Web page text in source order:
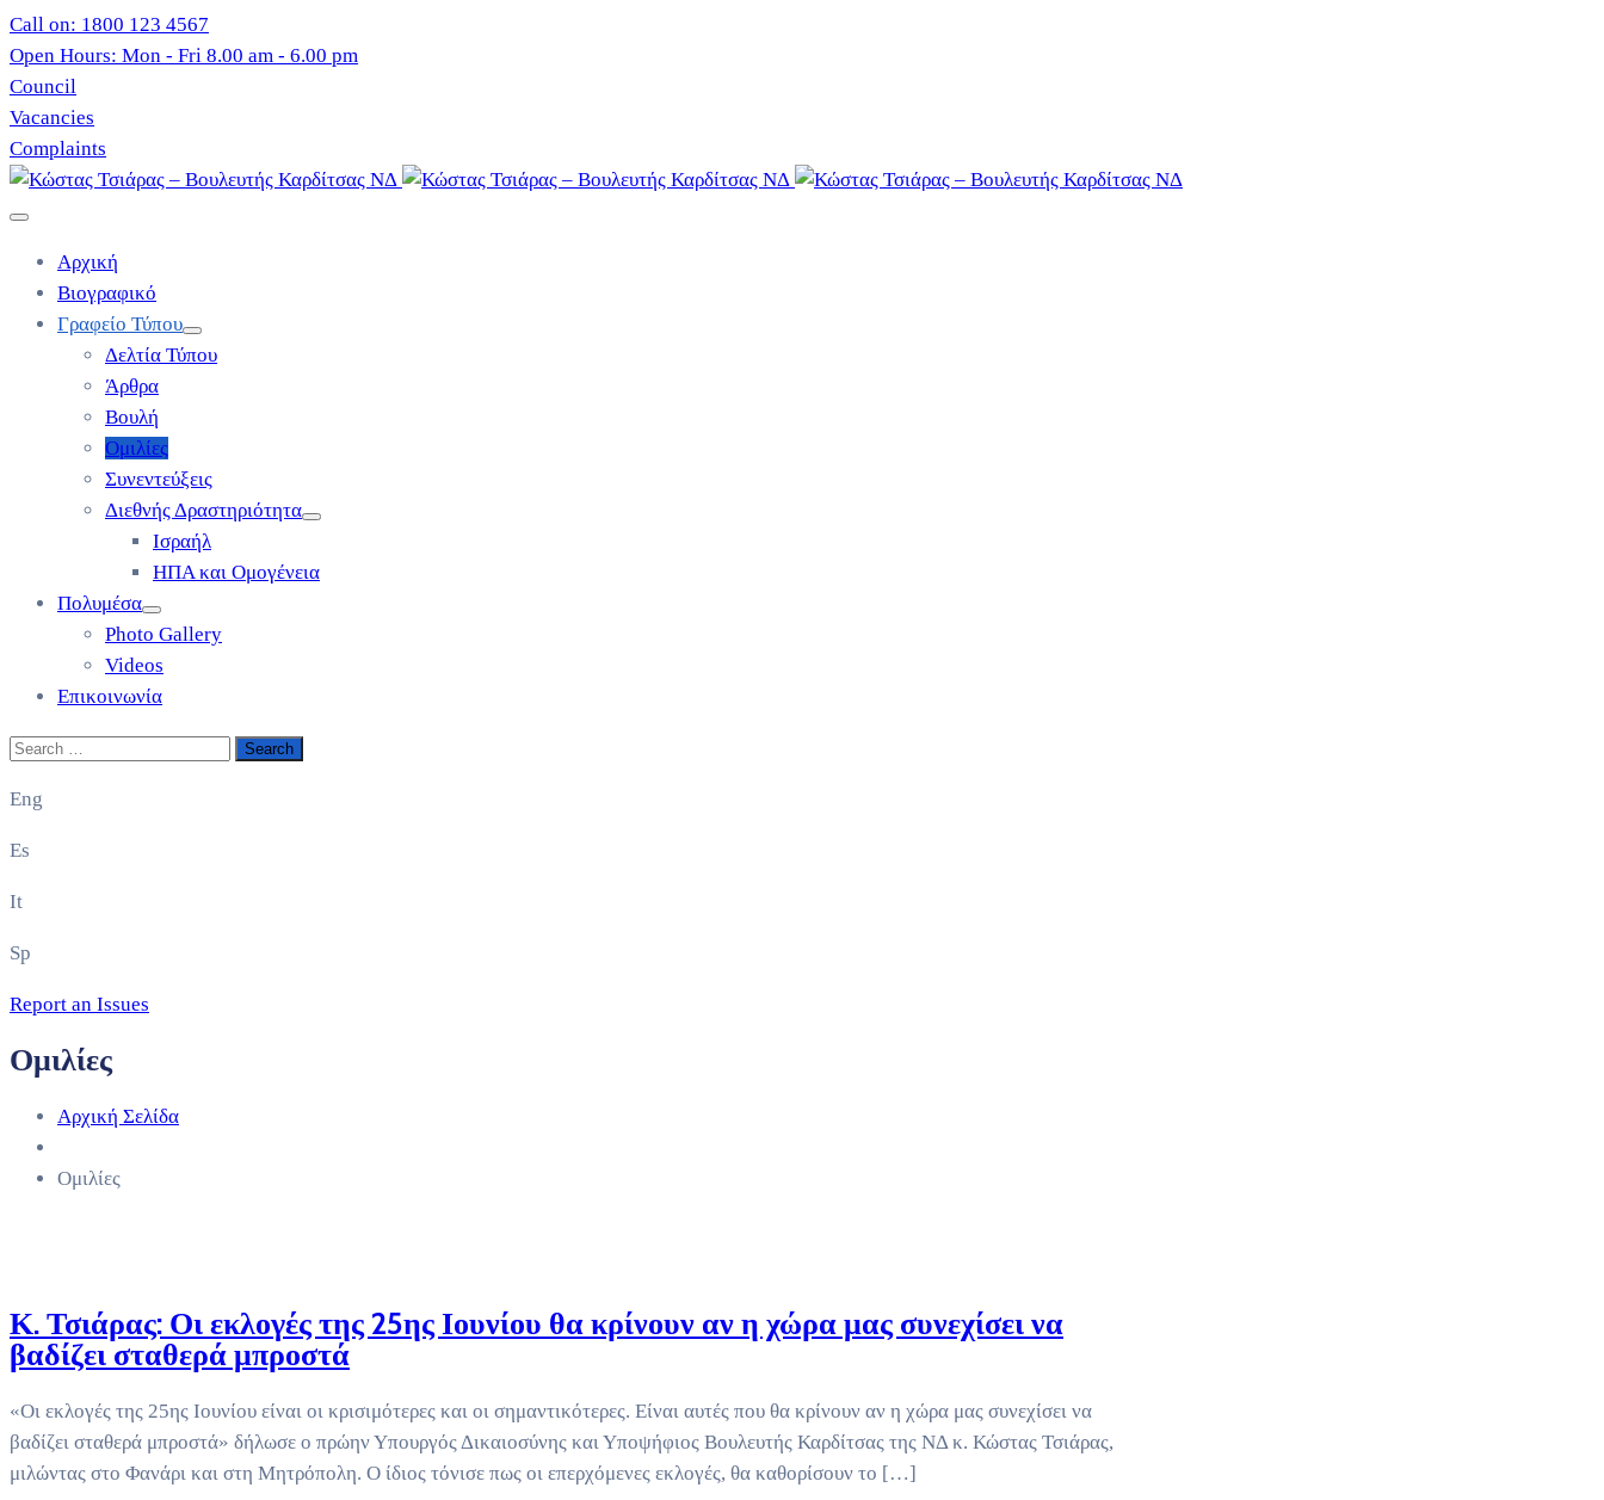
Call on: 1800 123 4567
Open Hours: Mon - Fri 8.00 am - 6.00 pm
Council
Vacancies
Complaints
Αρχική
Βιογραφικό
Γραφείο Τύπου
Δελτία Τύπου
Άρθρα
Βουλή
Ομιλίες
Συνεντεύξεις
Διεθνής Δραστηριότητα
Ισραήλ
ΗΠΑ και Ομογένεια
Πολυμέσα
Photo Gallery
Videos
Επικοινωνία
Eng
Es
It
Sp
Report an Issues
Ομιλίες
Αρχική Σελίδα
Ομιλίες
Κ. Τσιάρας: Οι εκλογές της 25ης Ιουνίου θα κρίνουν αν η χώρα μας συνεχίσει να
βαδίζει σταθερά μπροστά
«Οι εκλογές της 25ης Ιουνίου είναι οι κρισιμότερες και οι σημαντικότερες. Είναι αυτές που θα κρίνουν αν η χώρα μας συνεχίσει να
βαδίζει σταθερά μπροστά» δήλωσε ο πρώην Υπουργός Δικαιοσύνης και Υποψήφιος Βουλευτής Καρδίτσας της ΝΔ κ. Κώστας Τσιάρας,
μιλώντας στο Φανάρι και στη Μητρόπολη. Ο ίδιος τόνισε πως οι επερχόμενες εκλογές, θα καθορίσουν το […]